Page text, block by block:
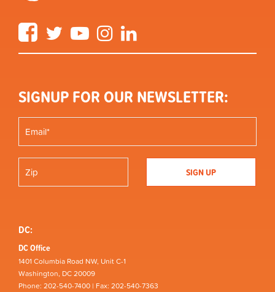
FacebookTwitter YouTube Instagram
SIGNUP FOR OUR NEWSLETTER:
DC:
DC Office
1401 Columbia Road NW, Unit C-1
Washington, DC 20009
Phone: 202-540-7400 | Fax: 202-540-7363